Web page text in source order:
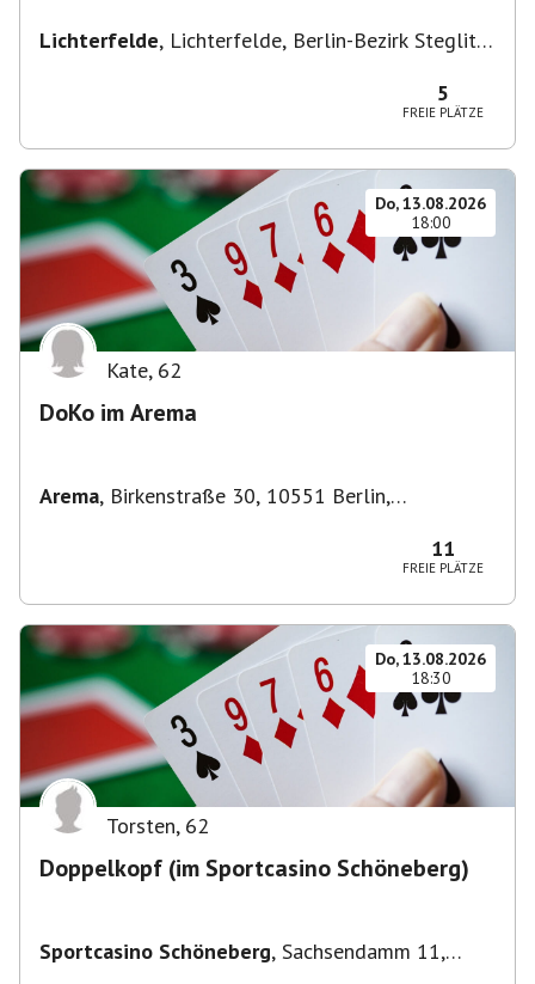
Lichterfelde, Lichterfelde, Berlin-Bezirk Steglitz-
5
FREIE PLÄTZE
Do, 13.08.2026
18:00
Kate, 62
DoKo im Arema
Arema, Birkenstraße 30, 10551 Berlin,
11
FREIE PLÄTZE
Do, 13.08.2026
18:30
Torsten, 62
Doppelkopf (im Sportcasino Schöneberg)
Sportcasino Schöneberg, Sachsendamm 11,